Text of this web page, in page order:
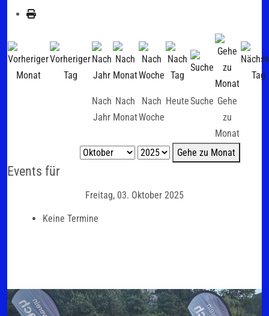
Nach
Jahr
Nach
Monat
Nach
Woche
HeuteSuche Gehe
zu
Monat
Gehe zu Monat
Events für
Freitag, 03. Oktober 2025
Keine Termine